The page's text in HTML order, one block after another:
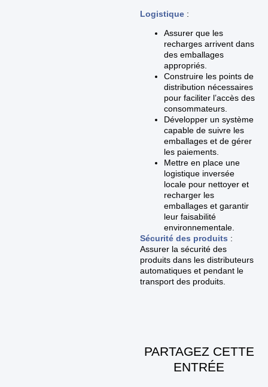
Logistique :
Assurer que les
recharges arrivent dans
des emballages
appropriés.
Construire les points de
distribution nécessaires
pour faciliter l’accès des
consommateurs.
Développer un système
capable de suivre les
emballages et de gérer
les paiements.
Mettre en place une
logistique inversée
locale pour nettoyer et
recharger les
emballages et garantir
leur faisabilité
environnementale.
Sécurité des produits :
Assurer la sécurité des
produits dans les distributeurs
automatiques et pendant le
transport des produits.
PARTAGEZ CETTE
ENTRÉE